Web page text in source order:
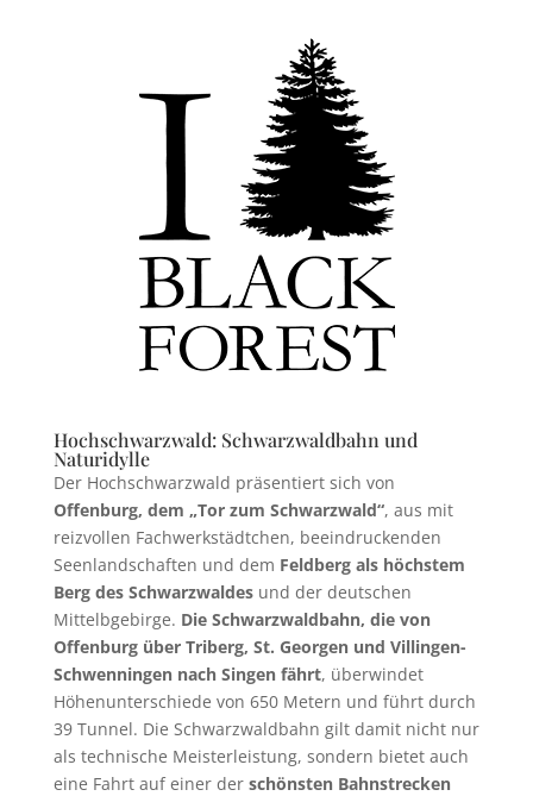
Hochschwarzwald: Schwarzwaldbahn und
Naturidylle
Der Hochschwarzwald präsentiert sich von
Offenburg, dem „Tor zum Schwarzwald“, aus mit
reizvollen Fachwerkstädtchen, beeindruckenden
Seenlandschaften und dem Feldberg als höchstem
Berg des Schwarzwaldesund der deutschen
Mittelbgebirge. Die Schwarzwaldbahn, die von
Offenburg über Triberg, St. Georgen und Villingen-
Schwenningen nach Singen fährt, überwindet
Höhenunterschiede von 650 Metern und führt durch
39 Tunnel. Die Schwarzwaldbahn gilt damit nicht nur
als technische Meisterleistung, sondern bietet auch
eine Fahrt auf einer der schönsten Bahnstrecken